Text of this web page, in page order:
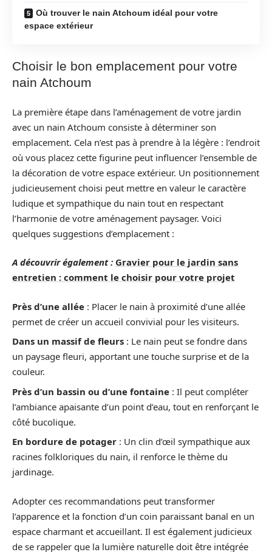
Où trouver le nain Atchoum idéal pour votre
espace extérieur
Choisir le bon emplacement pour votre
nain Atchoum
La première étape dans l’aménagement de votre jardin
avec un nain Atchoum consiste à déterminer son
emplacement. Cela n’est pas à prendre à la légère : l’endroit
où vous placez cette figurine peut influencer l’ensemble de
la décoration de votre espace extérieur. Un positionnement
judicieusement choisi peut mettre en valeur le caractère
ludique et sympathique du nain tout en respectant
l’harmonie de votre aménagement paysager. Voici
quelques suggestions d’emplacement :
A découvrir également : Gravier pour le jardin sans
entretien : comment le choisir pour votre projet
Près d’une allée : Placer le nain à proximité d’une allée
permet de créer un accueil convivial pour les visiteurs.
Dans un massif de fleurs : Le nain peut se fondre dans
un paysage fleuri, apportant une touche surprise et de la
couleur.
Près d’un bassin ou d’une fontaine : Il peut compléter
l’ambiance apaisante d’un point d’eau, tout en renforçant le
côté bucolique.
En bordure de potager : Un clin d’œil sympathique aux
racines folkloriques du nain, il renforce le thème du
jardinage.
Adopter ces recommandations peut transformer
l’apparence et la fonction d’un coin paraissant banal en un
espace charmant et accueillant. Il est également judicieux
de se rappeler que la lumière naturelle doit être intégrée